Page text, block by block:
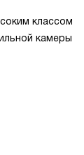
классом
камеры